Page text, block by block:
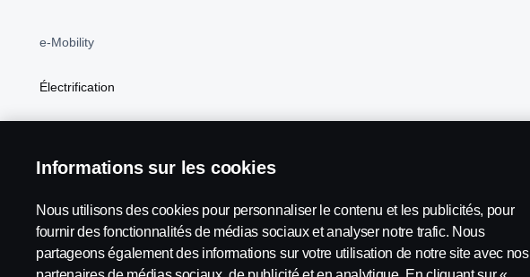
e-Mobility
Électrification
Scania in Your Region: Luxembourg
Informations sur les cookies
Nous utilisons des cookies pour personnaliser le contenu et les publicités, pour
fournir des fonctionnalités de médias sociaux et analyser notre trafic. Nous
partageons également des informations sur votre utilisation de notre site avec nos